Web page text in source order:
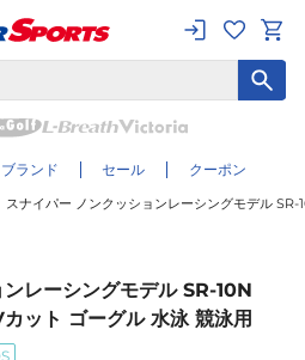
ブランド セール クーポン
スナイパー ノンクッションレーシングモデル
レーシングモデル SR-10N
ット ゴーグル 水泳 競泳用